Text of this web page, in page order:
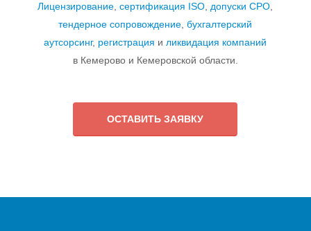
Лицензирование,сертификация ISO,допуски СРО,
тендерное сопровождение,бухгалтерский
аутсорсинг, регистрация иликвидация компаний
в Кемерово и Кемеровской области.
ОСТАВИТЬ ЗАЯВКУ